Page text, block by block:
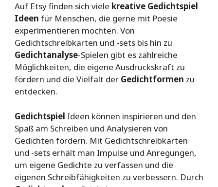
Auf Etsy finden sich viele kreative Gedichtspiel
Ideen für Menschen, die gerne mit Poesie
experimentieren möchten. Von
Gedichtschreibkarten und -sets bis hin zu
Gedichtanalyse-Spielen gibt es zahlreiche
Möglichkeiten, die eigene Ausdruckskraft zu
fördern und die Vielfalt der Gedichtformen zu
entdecken.
Gedichtspiel Ideen können inspirieren und den
Spaß am Schreiben und Analysieren von
Gedichten fördern. Mit Gedichtschreibkarten
und -sets erhält man Impulse und Anregungen,
um eigene Gedichte zu verfassen und die
eigenen Schreibfähigkeiten zu verbessern. Durch